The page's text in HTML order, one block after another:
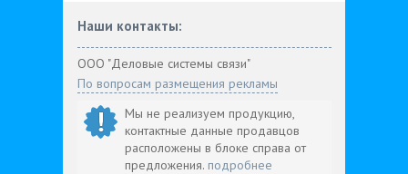
Наши контакты:
ООО "Деловые системы связи"
По вопросам размещения рекламы
Мы не реализуем продукцию,
контактные данные продавцов
расположены в блоке справа от
предложения. подробнее